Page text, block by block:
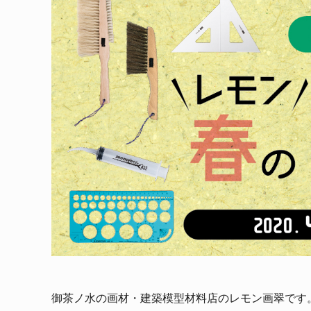
御茶ノ水の画材・建築模型材料店のレモン画翠です